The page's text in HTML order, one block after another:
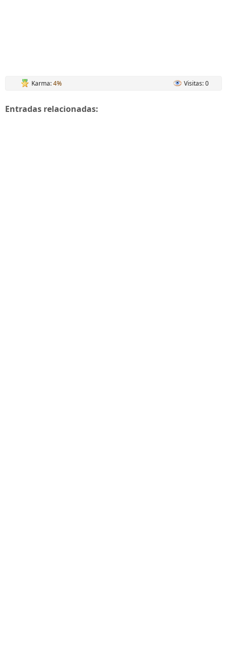
Karma:4% Visitas: 0
Entradas relacionadas: